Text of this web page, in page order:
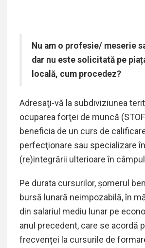
Nu am o profesie/ meserie
dar nu este solicitată pe
locală, cum procedez?
Adresaţi-vă la subdiviziunea
ocuparea forţei de muncă
beneficia de un curs de
perfecţionare sau specializare
(re)integrării ulterioare în
Pe durata cursurilor, șomerul
bursă lunară neimpozabilă, în
din salariul mediu lunar pe
anul precedent, care se acordă
frecvenței la cursurile de